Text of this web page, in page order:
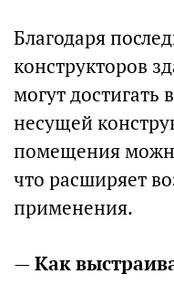
Благодаря
конструкторов
могут достигать
несущей
помещения
что расширяет
применения.
—Как